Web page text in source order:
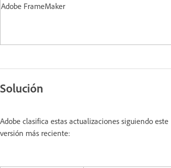
Adobe FrameMaker
Solución
Adobe clasifica estas actualizaciones siguiendo este
versión más reciente: